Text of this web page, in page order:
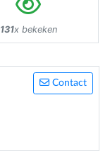
131x bekeken
Contact